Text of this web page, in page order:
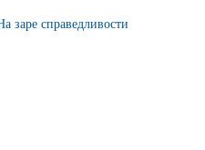
заре справедливости